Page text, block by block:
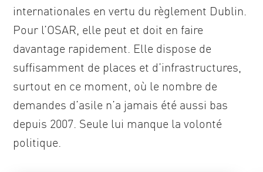
internationales en vertu du règlement Dublin.
Pour l’OSAR, elle peut et doit en faire
davantage rapidement. Elle dispose de
suffisamment de places et d’infrastructures,
surtout en ce moment, où le nombre de
demandes d’asile n’a jamais été aussi bas
depuis 2007. Seule lui manque la volonté
politique.